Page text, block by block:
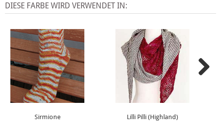
DIESE FARBE WIRD VERWENDET IN:
Sirmione Lilli Pilli (Highland)